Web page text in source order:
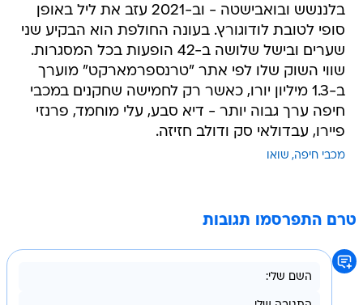
בלננשש ובואבישטה - וב-2021 עזב את ליל באופן
סופי לטובת לודוגורץ. בעונה החולפת הוא הבקיע שני
שערים ובישל שלושה ב-42 הופעות בכל המסגרות.
שווי השוק שלו לפי אתר "טרנספרמארקט" מוערך
ב-1.3 מיליון יורו, כאשר רק לחמישה שחקנים במכבי
חיפה ערך גבוה יותר - דיא סבע, עלי מוחמד, פרנזי
פיירו, עבדולאי סק ודולב חזיזה.
מכבי חיפה שואו
טרם התפרסמו תגובות